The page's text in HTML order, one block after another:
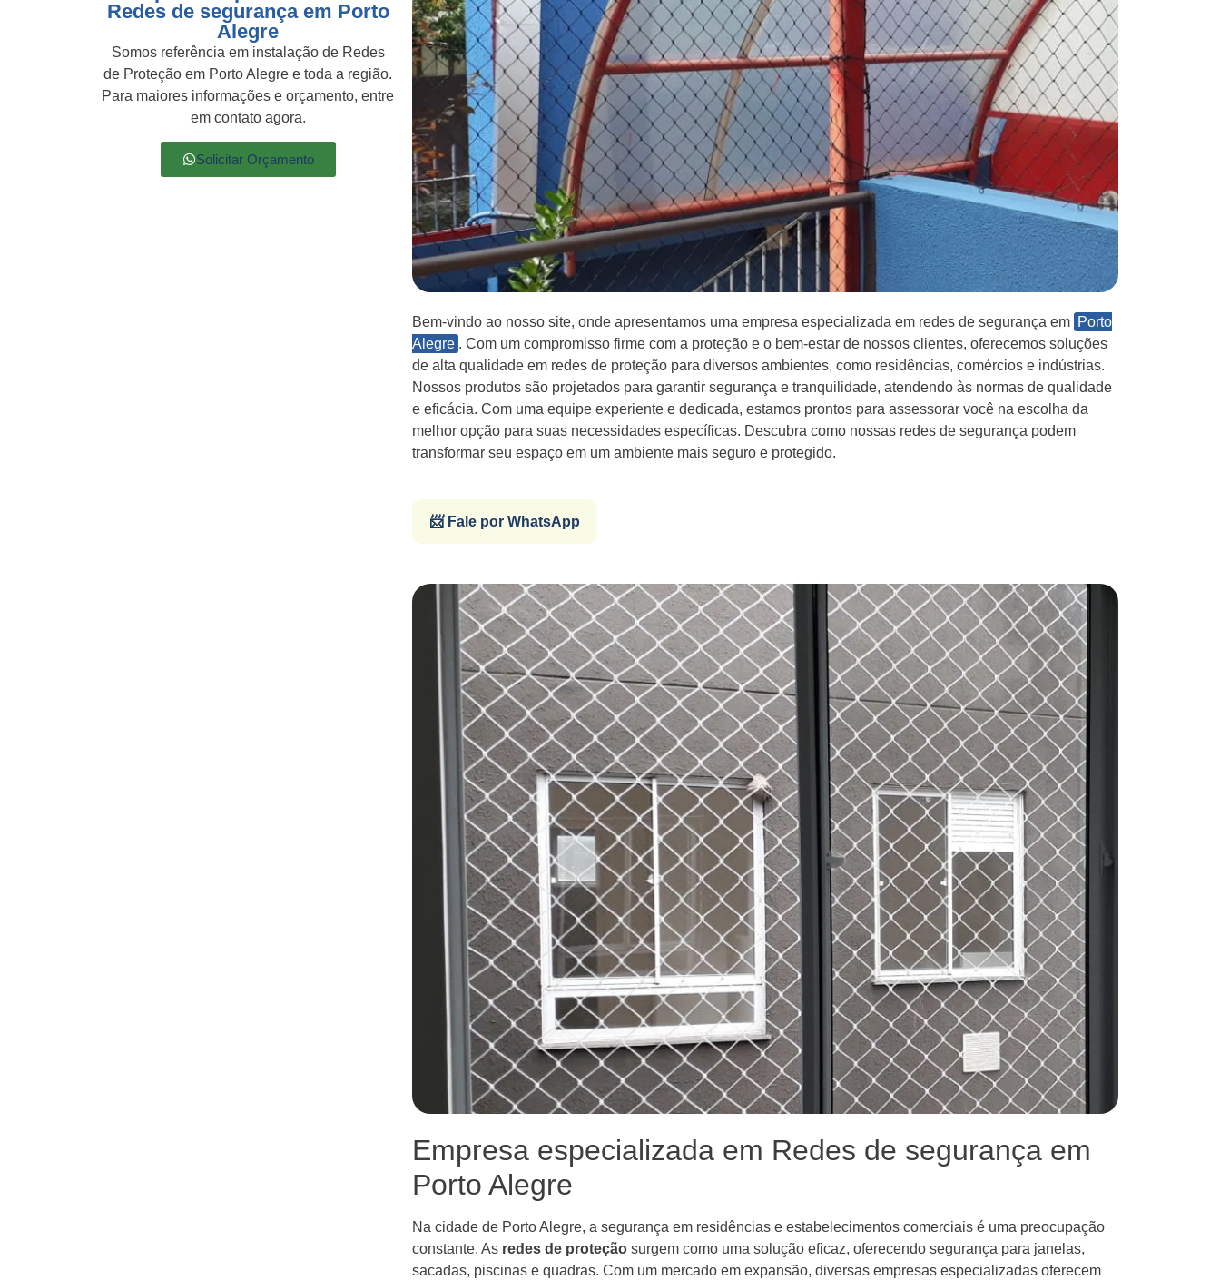
Redes de segurança em Porto
Alegre
Somos referência em instalação de Redes
de Proteção em Porto Alegre e toda a região.
Para maiores informações e orçamento, entre
em contato agora.
Solicitar Orçamento
Bem-vindo ao nosso site, onde apresentamos uma empresa especializada em redes de segurança em Porto
Alegre . Com um compromisso firme com a proteção e o bem-estar de nossos clientes, oferecemos soluções
de alta qualidade em redes de proteção para diversos ambientes, como residências, comércios e indústrias.
Nossos produtos são projetados para garantir segurança e tranquilidade, atendendo às normas de qualidade
e eficácia. Com uma equipe experiente e dedicada, estamos prontos para assessorar você na escolha da
melhor opção para suas necessidades específicas. Descubra como nossas redes de segurança podem
transformar seu espaço em um ambiente mais seguro e protegido.
📨 Fale por WhatsApp
Empresa especializada em Redes de segurança em
Porto Alegre
Na cidade de Porto Alegre, a segurança em residências e estabelecimentos comerciais é uma preocupação
constante. As redes de proteção surgem como uma solução eficaz, oferecendo segurança para janelas,
sacadas, piscinas e quadras. Com um mercado em expansão, diversas empresas especializadas oferecem